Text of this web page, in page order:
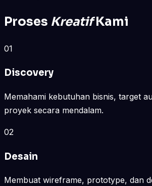
Proses KreatifKami
01
Discovery
Memahami kebutuhan bisnis, target
proyek secara mendalam.
02
Desain
Membuat wireframe, prototype, dan